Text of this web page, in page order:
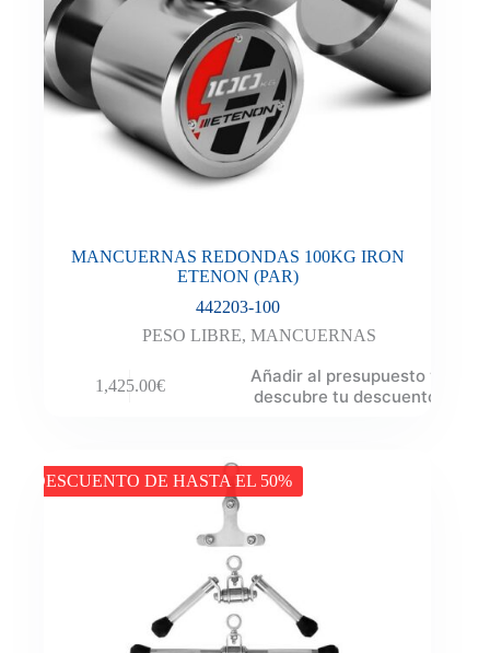
MANCUERNAS REDONDAS 100KG IRON
ETENON (PAR)
442203-100
PESO LIBRE,MANCUERNAS
1,425.00€
Añadir al presupuesto y
descubre tu descuento
DESCUENTO DE HASTA EL 50%